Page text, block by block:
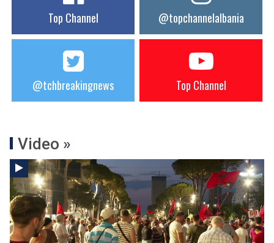
Top Channel @topchannelalbania
@tchbreakingnews Top Channel
Video »